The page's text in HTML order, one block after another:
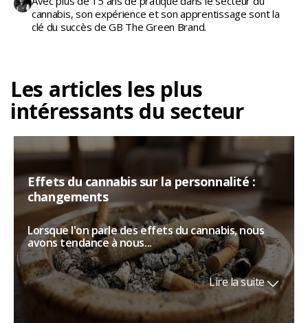
cannabis, son expérience et son apprentissage sont la
clé du succès de GB The Green Brand.
Les articles les plus
intéressants du secteur
Effets du cannabis sur la personnalité :
changements
Lorsque l'on parle des effets du cannabis, nous
avons tendance à nous...
Lire la suite